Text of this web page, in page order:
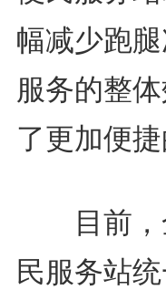
幅减少跑
服务的整
了更加便捷
目前，
民服务站